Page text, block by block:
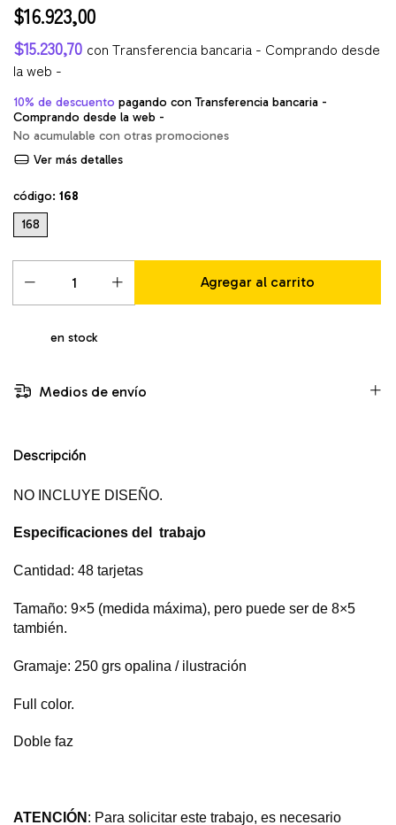
$16.923,00
$15.230,70 con Transferencia bancaria - Comprando desde
la web -
10% de descuento pagando con Transferencia bancaria -
Comprando desde la web -
No acumulable con otras promociones
Ver más detalles
código: 168
168
en stock
Medios de envío
Descripción
NO INCLUYE DISEÑO.
Especificaciones del trabajo
Cantidad: 48 tarjetas
Tamaño: 9×5 (medida máxima), pero puede ser de 8×5
también.
Gramaje: 250 grs opalina / ilustración
Full color.
Doble faz
ATENCIÓN : Para solicitar este trabajo, es necesario